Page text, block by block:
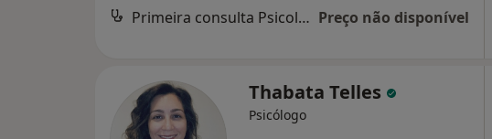
Primeira consulta Psicologia Preço não disponível
Thabata Telles
Psicólogo